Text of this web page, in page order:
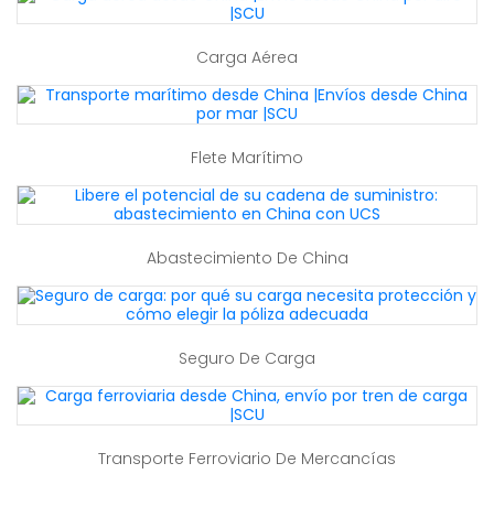
Carga Aérea
Flete Marítimo
Abastecimiento De China
Seguro De Carga
Transporte Ferroviario De Mercancías